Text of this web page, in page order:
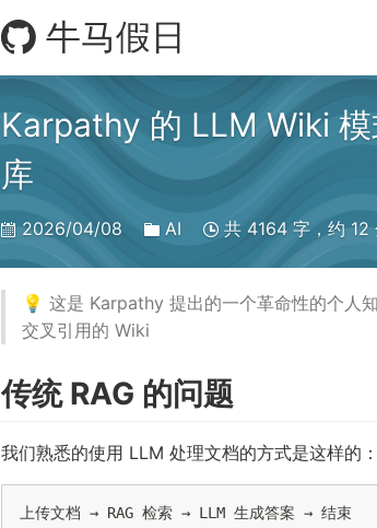
牛马假日
Karpathy 的 LLM Wiki
库
2026/04/08 AI 共 4164 字，约 12
💡 这是 Karpathy 提出的一个革命性的个人
交叉引用的 Wiki
传统 RAG 的问题
我们熟悉的使用 LLM 处理文档的方式是这样的：